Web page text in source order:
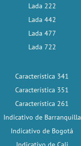
Lada 222
Lada 442
Lada 477
Lada 722
Característica 341
Característica 351
Característica 261
Indicativo de Barranquilla
Indicativo de Bogotá